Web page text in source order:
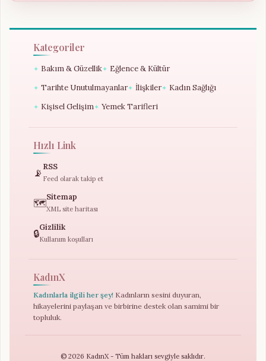
Kategoriler
✦ Bakım & Güzellik✦ Eğlence & Kültür
✦ Tarihte Unutulmayanlar✦ İlişkiler✦ Kadın Sağlığı
✦ Kişisel Gelişim✦ Yemek Tarifleri
Hızlı Link
📡 RSS
Feed olarak takip et
🗺️Sitemap
XML site haritası
🔒Gizlilik
Kullanım koşulları
KadınX
Kadınlarla ilgili her şey! Kadınların sesini duyuran,
hikayelerini paylaşan ve birbirine destek olan samimi bir
topluluk.
© 2026 KadınX - Tüm hakları sevgiyle saklıdır.